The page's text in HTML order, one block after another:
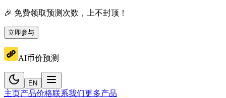
🎉 免费领取预测次数，上不封顶！
立即参与
AI币价预测
EN
主页产品价格联系我们更多产品